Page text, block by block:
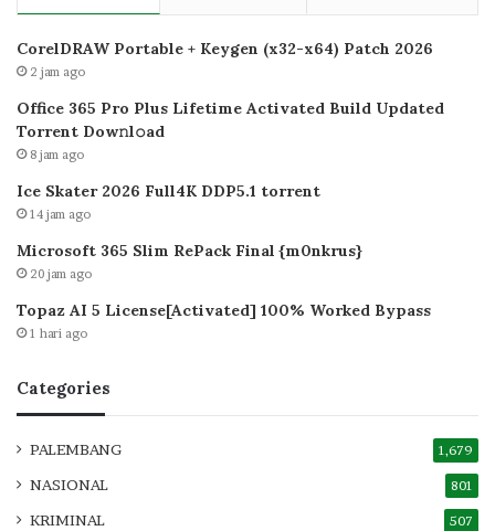
CorelDRAW Portable + Keygen (x32-x64) Patch 2026
2 jam ago
Office 365 Pro Plus Lifetime Activated Build Updated
Torrent Dow𝚗l𝚘аd
8 jam ago
Ice Skater 2026 Full4K DDP5.1 torrent
14 jam ago
Microsoft 365 Slim RePack Final {m0nkrus}
20 jam ago
Topaz AI 5 License[Activated] 100% Worked Bypass
1 hari ago
Categories
PALEMBANG 1,679
NASIONAL 801
KRIMINAL 507